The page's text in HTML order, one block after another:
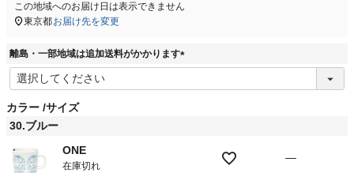
この地域へのお届け日は表示できません
東京都お届け先を変更
離島・一部地域は追加送料がかかります
(
カラー サイズ
30.ブルー
ONE
在庫切れ
—